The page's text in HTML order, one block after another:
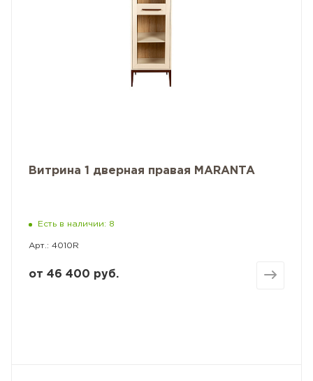
Витрина 1 дверная правая MARANTA
Есть в наличии: 8
Арт.: 4010R
от 46 400 руб.